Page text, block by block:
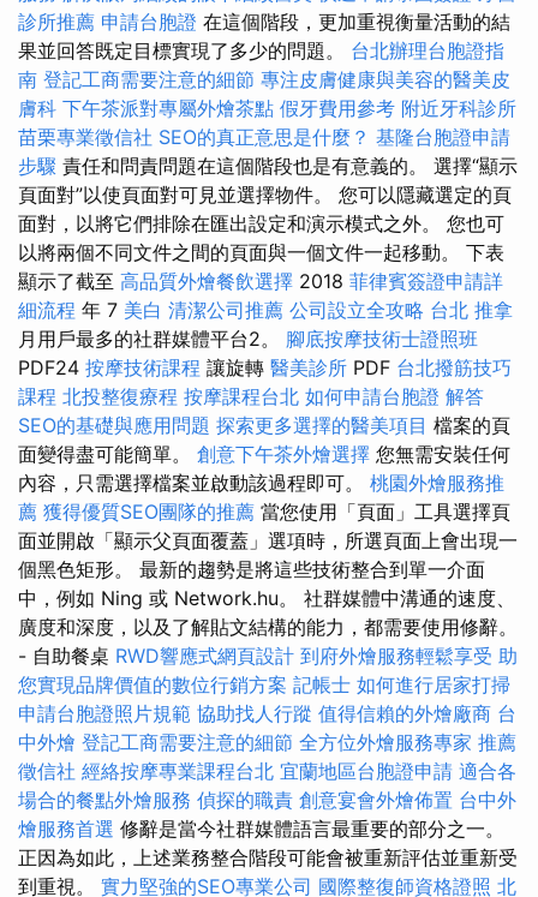
診所推薦 申請台胞證 在這個階段，更加重視衡量活動的結
果並回答既定目標實現了多少的問題。 台北辦理台胞證指
南 登記工商需要注意的細節 專注皮膚健康與美容的醫美皮
膚科 下午茶派對專屬外燴茶點 假牙費用參考 附近牙科診所
苗栗專業徵信社 SEO的真正意思是什麼？ 基隆台胞證申請
步驟 責任和問責問題在這個階段也是有意義的。 選擇“顯示
頁面對”以使頁面對可見並選擇物件。 您可以隱藏選定的頁
面對，以將它們排除在匯出設定和演示模式之外。 您也可
以將兩個不同文件之間的頁面與一個文件一起移動。 下表
顯示了截至 高品質外燴餐飲選擇 2018 菲律賓簽證申請詳
細流程 年 7 美白 清潔公司推薦 公司設立全攻略 台北 推拿
月用戶最多的社群媒體平台2。 腳底按摩技術士證照班
PDF24 按摩技術課程 讓旋轉 醫美診所 PDF 台北撥筋技巧
課程 北投整復療程 按摩課程台北 如何申請台胞證 解答
SEO的基礎與應用問題 探索更多選擇的醫美項目 檔案的頁
面變得盡可能簡單。 創意下午茶外燴選擇 您無需安裝任何
內容，只需選擇檔案並啟動該過程即可。 桃園外燴服務推
薦 獲得優質SEO團隊的推薦 當您使用「頁面」工具選擇頁
面並開啟「顯示父頁面覆蓋」選項時，所選頁面上會出現一
個黑色矩形。 最新的趨勢是將這些技術整合到單一介面
中，例如 Ning 或 Network.hu。 社群媒體中溝通的速度、
廣度和深度，以及了解貼文結構的能力，都需要使用修辭。
- 自助餐桌 RWD響應式網頁設計 到府外燴服務輕鬆享受 助
您實現品牌價值的數位行銷方案 記帳士 如何進行居家打掃
申請台胞證照片規範 協助找人行蹤 值得信賴的外燴廠商 台
中外燴 登記工商需要注意的細節 全方位外燴服務專家 推薦
徵信社 經絡按摩專業課程台北 宜蘭地區台胞證申請 適合各
場合的餐點外燴服務 偵探的職責 創意宴會外燴佈置 台中外
燴服務首選 修辭是當今社群媒體語言最重要的部分之一。
正因為如此，上述業務整合階段可能會被重新評估並重新受
到重視。 實力堅強的SEO專業公司 國際整復師資格證照 北